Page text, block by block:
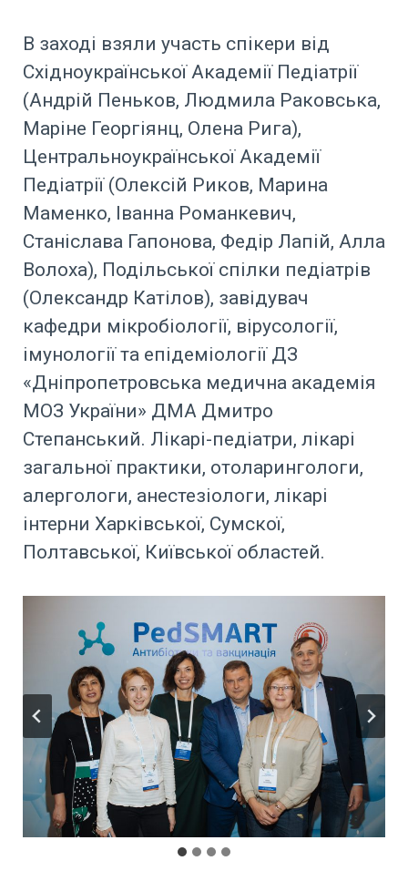
В заході взяли участь спікери від
Східноукраїнської Академії Педіатрії
(Андрій Пеньков, Людмила Раковська,
Маріне Георгіянц, Олена Рига),
Центральноукраїнської Академії
Педіатрії (Олексій Риков, Марина
Маменко, Іванна Романкевич,
Станіслава Гапонова, Федір Лапій, Алла
Волоха), Подільської спілки педіатрів
(Олександр Катілов), завідувач
кафедри мікробіології, вірусології,
імунології та епідеміології ДЗ
«Дніпропетровська медична академія
МОЗ України» ДМА Дмитро
Степанський. Лікарі-педіатри, лікарі
загальної практики, отоларингологи,
алергологи, анестезіологи, лікарі
інтерни Харківської, Сумскої,
Полтавської, Київської областей.